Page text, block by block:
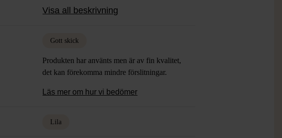
Skick: Gott Skick
Visa all beskrivning
Gott skick
Produkten har använts men är av fin kvalitet,
det kan förekomma mindre förslitningar.
Läs mer om hur vi bedömer
Lila